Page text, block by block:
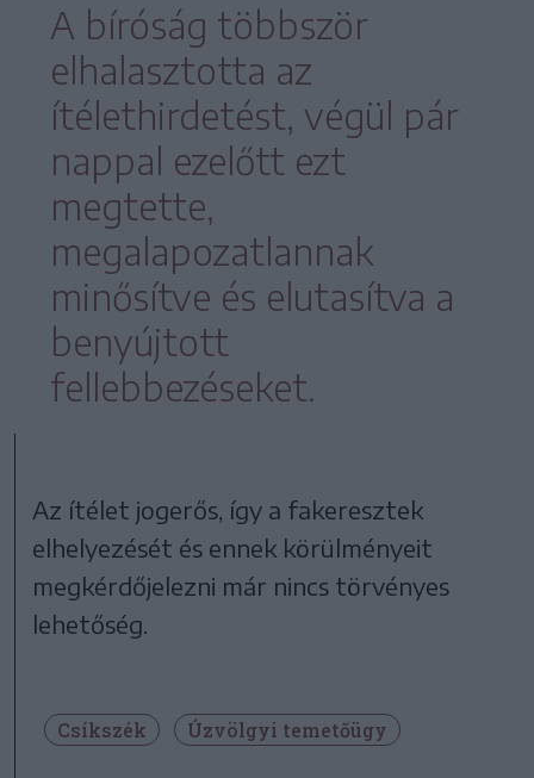
A bíróság többször
elhalasztotta az
ítélethirdetést, végül pár
nappal ezelőtt ezt
megtette,
megalapozatlannak
minősítve és elutasítva a
benyújtott
fellebbezéseket.
Az ítélet jogerős, így a fakeresztek
elhelyezését és ennek körülményeit
megkérdőjelezni már nincs törvényes
lehetőség.
Csíkszék Úzvölgyi temetőügy